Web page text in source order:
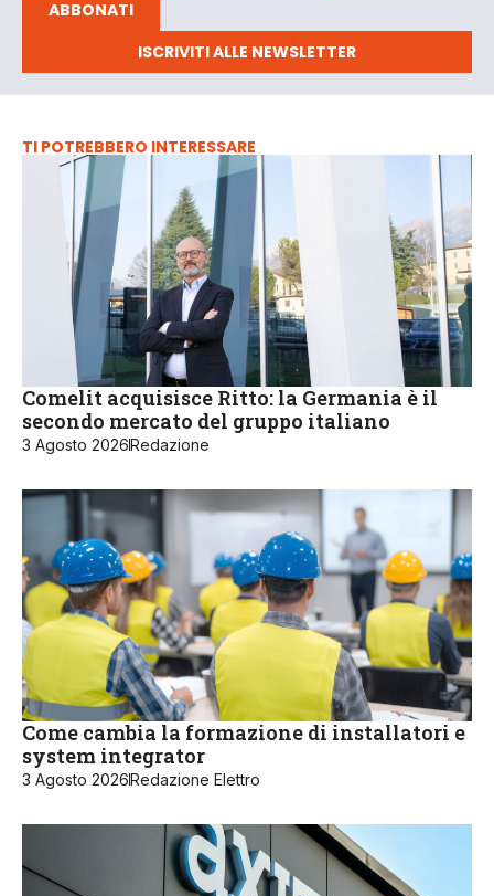
ABBONATI
ISCRIVITI ALLE NEWSLETTER
TI POTREBBERO INTERESSARE
Comelit acquisisce Ritto: la Germania è il
secondo mercato del gruppo italiano
3 Agosto 2026Redazione
Come cambia la formazione di installatori e
system integrator
3 Agosto 2026Redazione Elettro